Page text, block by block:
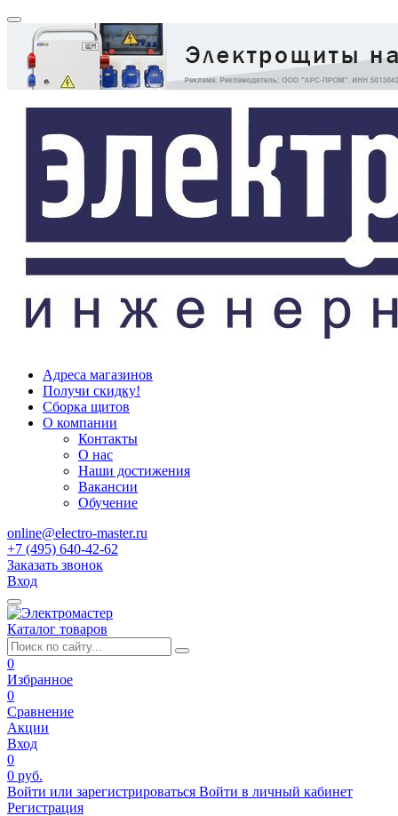
Адреса магазинов
Получи скидку!
Сборка щитов
О компании
Контакты
О нас
Наши достижения
Вакансии
Обучение
online@electro-master.ru
+7 (495) 640-42-62
Заказать звонок
Вход
Каталог товаров
0
Избранное
0
Сравнение
Акции
Вход
0
0 руб.
Войти или зарегистрироваться Войти в личный кабинет
Регистрация